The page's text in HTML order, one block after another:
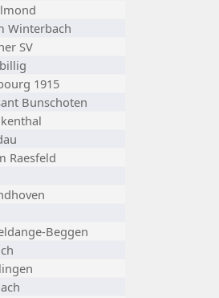
Winterbach
SV
1915
Bunschoten
Raesfeld
Beggen